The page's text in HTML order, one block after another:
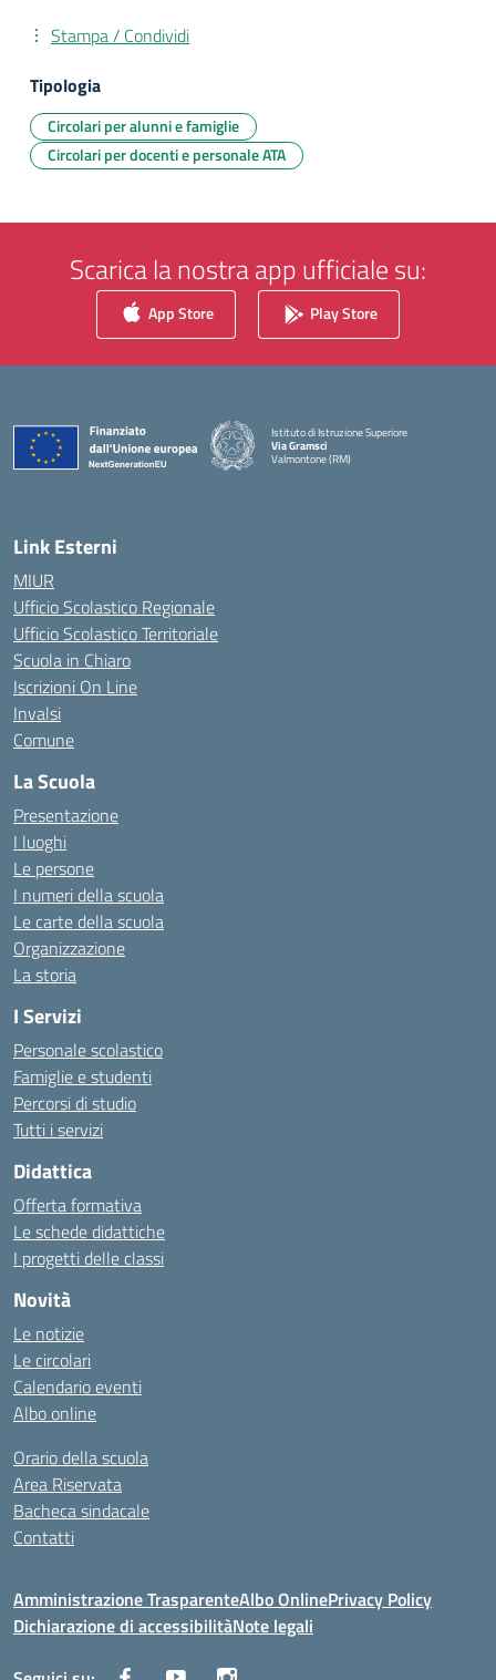
Stampa / Condividi
Tipologia
Circolari per alunni e famiglie
Circolari per docenti e personale ATA
Scarica la nostra app ufficiale su:
App Store Play Store
Istituto di Istruzione Superiore
Via Gramsci
Valmontone (RM)
Link Esterni
MIUR
Ufficio Scolastico Regionale
Ufficio Scolastico Territoriale
Scuola in Chiaro
Iscrizioni On Line
Invalsi
Comune
La Scuola
Presentazione
I luoghi
Le persone
I numeri della scuola
Le carte della scuola
Organizzazione
La storia
I Servizi
Personale scolastico
Famiglie e studenti
Percorsi di studio
Tutti i servizi
Didattica
Offerta formativa
Le schede didattiche
I progetti delle classi
Novità
Le notizie
Le circolari
Calendario eventi
Albo online
Orario della scuola
Area Riservata
Bacheca sindacale
Contatti
Amministrazione TrasparenteAlbo OnlinePrivacy Policy
Dichiarazione di accessibilitàNote legali